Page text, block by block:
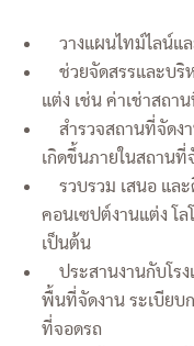
วางแผนไทม์ไลน์แ
ช่วยจัดสรรและบริ
แต่ง เช่น ค่าเช่าสถ
สำรวจสถานที่จัดง
เกิดขึ้นภายในสถานที่
รวบรวม เสนอ แล
คอนเซปต์งานแต่ง โ
เป็นต้น
ประสานงานกับโร
พื้นที่จัดงาน ระเบียบ
ที่จอดรถ